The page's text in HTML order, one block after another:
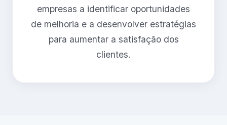
empresas a identificar oportunidades
de melhoria e a desenvolver estratégias
para aumentar a satisfação dos
clientes.